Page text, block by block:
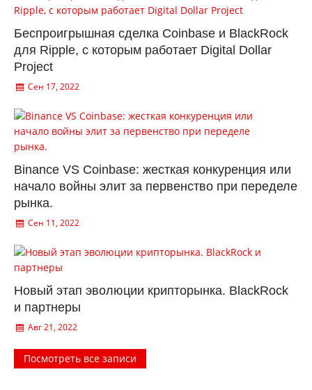
Беспроигрышная сделка Coinbase и BlackRock
для Ripple, с которым работает Digital Dollar
Project
Сен 17, 2022
Binance VS Coinbase: жесткая конкуренция или
начало войны элит за первенство при переделе
рынка.
Сен 11, 2022
Новый этап эволюции крипторынка. BlackRock
и партнеры
Авг 21, 2022
Посмотреть все записи